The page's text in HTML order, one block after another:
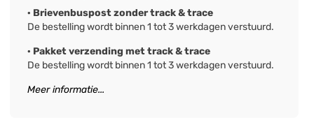
· Brievenbuspost zonder track & trace
De bestelling wordt binnen 1 tot 3 werkdagen verstuurd.
· Pakket verzending met track & trace
De bestelling wordt binnen 1 tot 3 werkdagen verstuurd.
Meer informatie...